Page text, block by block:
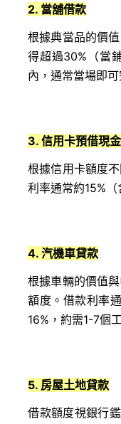
2. 當舖借款
根據典當品的價
得超過30%（當
內，通常當場即可
3. 信用卡預借現金
根據信用卡額度
利率通常約15%
4. 汽機車貸款
根據車輛的價值
額度。借款利率
16%，約需1-7個
5. 房屋土地貸款
借款額度視銀行